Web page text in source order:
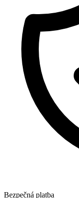
Bezpečná platba